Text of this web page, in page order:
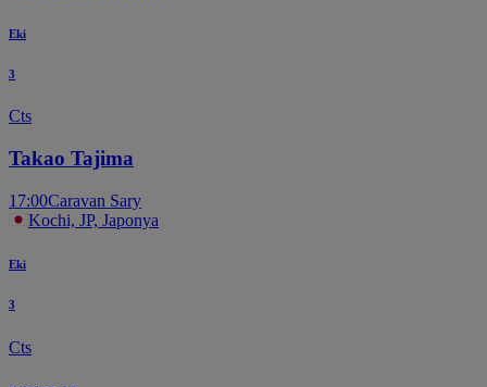
Eki
3
Cts
Takao Tajima
17:00Caravan Sary
Kochi, JP, Japonya
Eki
3
Cts